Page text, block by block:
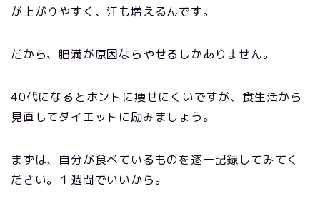
が上がりやすく、汗も増えるんです。
だから、肥満が原因ならやせるしかありません。
40代になるとホントに痩せにくいですが、食生活から
見直してダイエットに励みましょう。
まずは、自分が食べているものを逐一記録してみてく
ださい。１週間でいいから。